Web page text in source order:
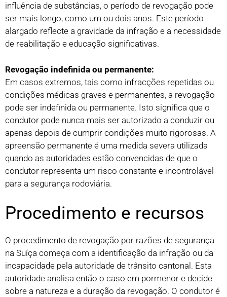
influência de substâncias, o período de revogação pode
ser mais longo, como um ou dois anos. Este período
alargado reflecte a gravidade da infração e a necessidade
de reabilitação e educação significativas.
Revogação indefinida ou permanente:
Em casos extremos, tais como infracções repetidas ou
condições médicas graves e permanentes, a revogação
pode ser indefinida ou permanente. Isto significa que o
condutor pode nunca mais ser autorizado a conduzir ou
apenas depois de cumprir condições muito rigorosas. A
apreensão permanente é uma medida severa utilizada
quando as autoridades estão convencidas de que o
condutor representa um risco constante e incontrolável
para a segurança rodoviária.
Procedimento e recursos
O procedimento de revogação por razões de segurança
na Suíça começa com a identificação da infração ou da
incapacidade pela autoridade de trânsito cantonal. Esta
autoridade analisa então o caso em pormenor e decide
sobre a natureza e a duração da revogação. O condutor é